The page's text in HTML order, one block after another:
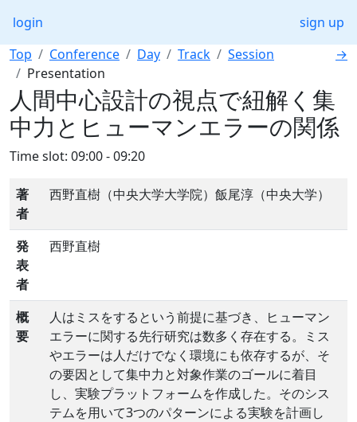
login
sign up
→
Top Conference Day Track
Session
Presentation
人間中心設計の視点で紐解く集
中力とヒューマンエラーの関係
Time slot: 09:00 - 09:20
著
者
西野直樹（中央大学大学院）飯尾淳（中央大学）
発
表
者
西野直樹
概
要
人はミスをするという前提に基づき、ヒューマン
エラーに関する先行研究は数多く存在する。ミス
やエラーは人だけでなく環境にも依存するが、そ
の要因として集中力と対象作業のゴールに着目
し、実験プラットフォームを作成した。そのシス
テムを用いて3つのパターンによる実験を計画し